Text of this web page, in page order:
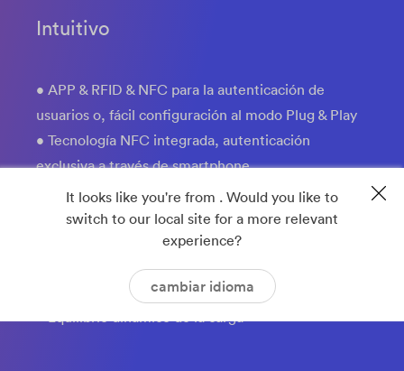
Intuitivo
• APP & RFID & NFC para la autenticación de
usuarios o, fácil configuración al modo Plug & Play
• Tecnología NFC integrada, autenticación
exclusiva a través de smartphone
• Diseño de la carcasa de la funda del cable
• Mangos de enchufe ergonómicos
• Indicadores LED de estado
• Actualizaciones de firmware inalámbrico
• Detección automática de fases
It looks like you're from . Would you like to
switch to our local site for a more relevant
experience?
cambiar idioma